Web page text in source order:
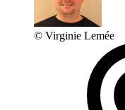
© Virginie Lemée